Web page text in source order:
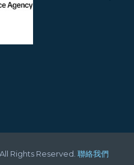
Rights Reserved. 聯絡我們